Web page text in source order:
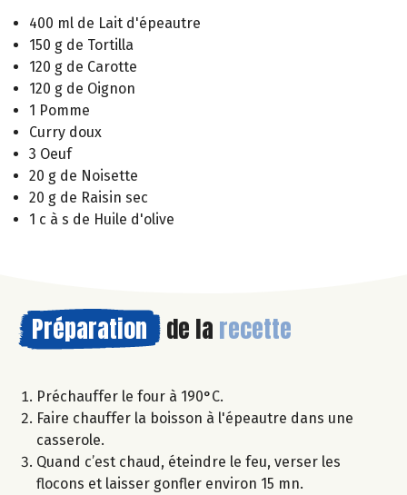
400 ml de Lait d'épeautre
150 g de Tortilla
120 g de Carotte
120 g de Oignon
1 Pomme
Curry doux
3 Oeuf
20 g de Noisette
20 g de Raisin sec
1 c à s de Huile d'olive
Préparation de la recette
Préchauffer le four à 190°C.
Faire chauffer la boisson à l'épeautre dans une
casserole.
Quand c’est chaud, éteindre le feu, verser les
flocons et laisser gonfler environ 15 mn.